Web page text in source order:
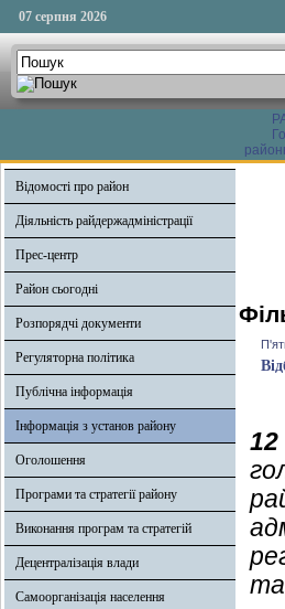
07 серпня 2026
Відомості про район
Діяльність райдержадміністрації
Прес-центр
Район сьогодні
Розпорядчі документи
Регуляторна політика
Публічна інформація
Інформація з установ району
Оголошення
Програми та стратегії району
Виконання програм та стратегій
Децентралізація влади
Самоорганізація населення
12